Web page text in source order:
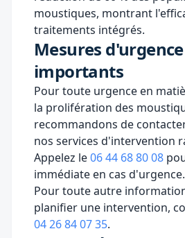
moustiques, montrant
traitements intégrés.
Mesures
importants
Pour toute urgence en
la prolifération des
recommandons de
nos services d'intervention
Appelez le06 44 68 80 08
immédiate en cas d'urgence.
Pour toute autre
planifier une intervention,
04 26 84 07 35.